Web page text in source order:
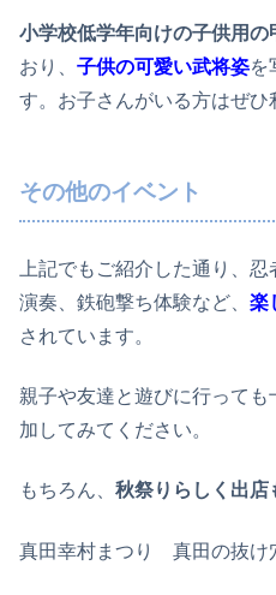
小学校低学年向けの子供用の
おり、 子供の可愛い武将姿を
す。お子さんがいる方はぜひ
その他のイベント
上記でもご紹介した通り、
演奏、鉄砲撃ち体験など、 楽
されています。
親子や友達と遊びに行って
加してみてください。
もちろん、 秋祭りらしく出店
真田幸村まつり 真田の抜